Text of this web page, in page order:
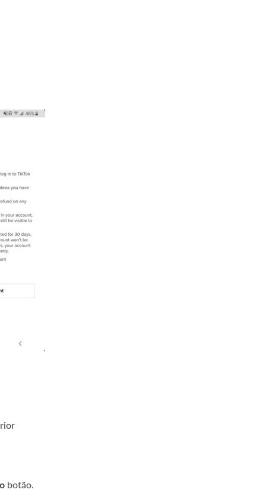
botão.